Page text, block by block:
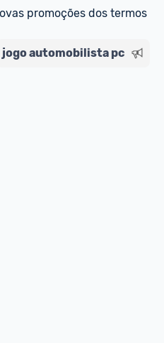
promoções dos termos
jogo automobilista pc